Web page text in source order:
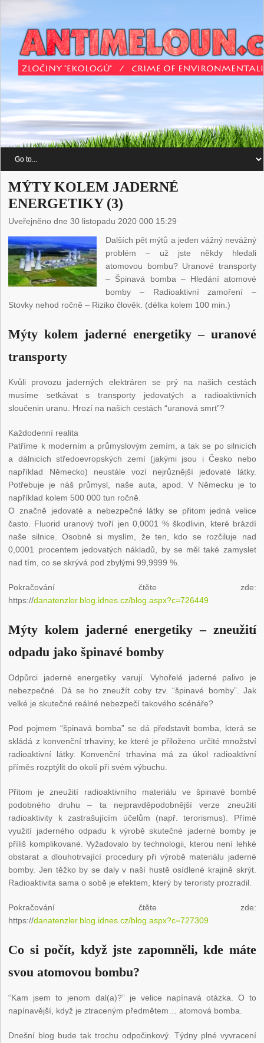
MÝTY KOLEM JADERNÉ
ENERGETIKY (3)
Uveřejněno dne 30 listopadu 2020 000 15:29
Dalších pět mýtů a jeden vážný nevážný
problém – už jste někdy hledali
atomovou bombu? Uranové transporty
– Špinavá bomba – Hledání atomové
bomby – Radioaktivní zamoření –
Stovky nehod ročně – Riziko člověk. (délka kolem 100 min.)
Mýty kolem jaderné energetiky – uranové
transporty
Kvůli provozu jaderných elektráren se prý na našich cestách
musíme setkávat s transporty jedovatých a radioaktivních
sloučenin uranu. Hrozí na našich cestách “uranová smrt”?
Každodenní realita
Patříme k moderním a průmyslovým zemím, a tak se po silnicích
a dálnicích středoevropských zemí (jakými jsou i Česko nebo
například Německo) neustále vozí nejrůznější jedovaté látky.
Potřebuje je náš průmysl, naše auta, apod. V Německu je to
například kolem 500 000 tun ročně.
O značně jedovaté a nebezpečné látky se přitom jedná velice
často. Fluorid uranový tvoří jen 0,0001 % škodlivin, které brázdí
naše silnice. Osobně si myslím, že ten, kdo se rozčiluje nad
0,0001 procentem jedovatých nákladů, by se měl také zamyslet
nad tím, co se skrývá pod zbylými 99,9999 %.
Pokračování čtěte zde:
https://danatenzler.blog.idnes.cz/blog.aspx?c=726449
Mýty kolem jaderné energetiky – zneužití
odpadu jako špinavé bomby
Odpůrci jaderné energetiky varují. Vyhořelé jaderné palivo je
nebezpečné. Dá se ho zneužít coby tzv. “špinavé bomby”. Jak
velké je skutečné reálné nebezpečí takového scénáře?
Pod pojmem “špinavá bomba” se dá představit bomba, která se
skládá z konvenční trhaviny, ke které je přiloženo určité množství
radioaktivní látky. Konvenční trhavina má za úkol radioaktivní
příměs rozptýlit do okolí při svém výbuchu.
Přitom je zneužití radioaktivního materiálu ve špinavé bombě
podobného druhu – ta nejpravděpodobnější verze zneužití
radioaktivity k zastrašujícím účelům (např. terorismus). Přímé
využití jaderného odpadu k výrobě skutečné jaderné bomby je
příliš komplikované. Vyžadovalo by technologii, kterou není lehké
obstarat a dlouhotrvající procedury při výrobě materiálu jaderné
bomby. Jen těžko by se daly v naší hustě osídlené krajině skrýt.
Radioaktivita sama o sobě je efektem, který by teroristy prozradil.
Pokračování čtěte zde:
https://danatenzler.blog.idnes.cz/blog.aspx?c=727309
Co si počít, když jste zapomněli, kde máte
svou atomovou bombu?
“Kam jsem to jenom dal(a)?” je velice napínavá otázka. O to
napínavější, když je ztraceným předmětem… atomová bomba.
Dnešní blog bude tak trochu odpočinkový. Týdny plné vyvracení